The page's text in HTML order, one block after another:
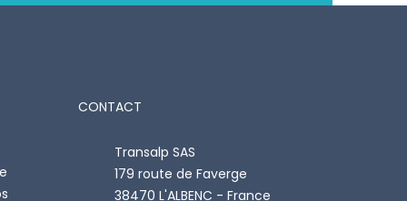
CONTACT
Transalp SAS
179 route de Faverge
38470 L'ALBENC - France